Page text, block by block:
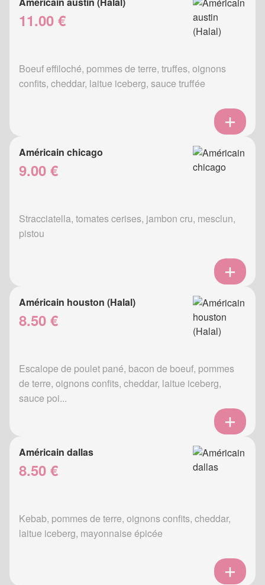
11.00 €
Boeuf effiloché, pommes de terre, truffes, oignons
confits, cheddar, laitue iceberg, sauce truffée
Américain chicago
9.00 €
Stracciatella, tomates cerises, jambon cru, mesclun,
pistou
Américain houston (Halal)
8.50 €
Escalope de poulet pané, bacon de boeuf, pommes
de terre, oignons confits, cheddar, laitue iceberg,
sauce poi...
Américain dallas
8.50 €
Kebab, pommes de terre, oignons confits, cheddar,
laitue iceberg, mayonnaise épicée